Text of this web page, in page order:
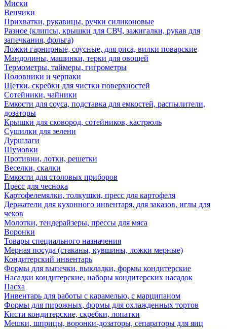
Миски
Венчики
Прихватки, рукавицы, ручки силиконовые
Разное (клипсы, крышки для СВЧ, зажигалки, рукав для
запечкания, фольга)
Ложки гарнирные, соусные, для риса, вилки поварские
Мандолины, машинки, терки для овощей
Термометры, таймеры, гигрометры
Половники и черпаки
Щетки, скребки для чистки поверхностей
Сотейники, чайники
Емкости для соуса, подставка для емкостей, распылители,
дозаторы
Крышки для сковород, сотейников, кастрюль
Сушилки для зелени
Дуршлаги
Шумовки
Противни, лотки, решетки
Веселки, скалки
Емкости для столовых приборов
Пресс для чеснока
Картофелемялки, толкушки, пресс для картофеля
Держатели для кухонного инвентаря, для заказов, иглы для
чеков
Молотки, тендерайзеры, прессы для мяса
Воронки
Товары специального назначения
Мерная посуда (стаканы, кувшины, ложки мерные)
Кондитерский инвентарь
Формы для выпечки, выкладки, формы кондитерские
Насадки кондитерские, наборы кондитерских насадок
Пасха
Инвентарь для работы с карамелью, с марципаном
Формы для пирожных, формы для охлажденных тортов
Кисти кондитерские, скребки, лопатки
Мешки, шприцы, воронки-дозаторы, сепараторы для яиц